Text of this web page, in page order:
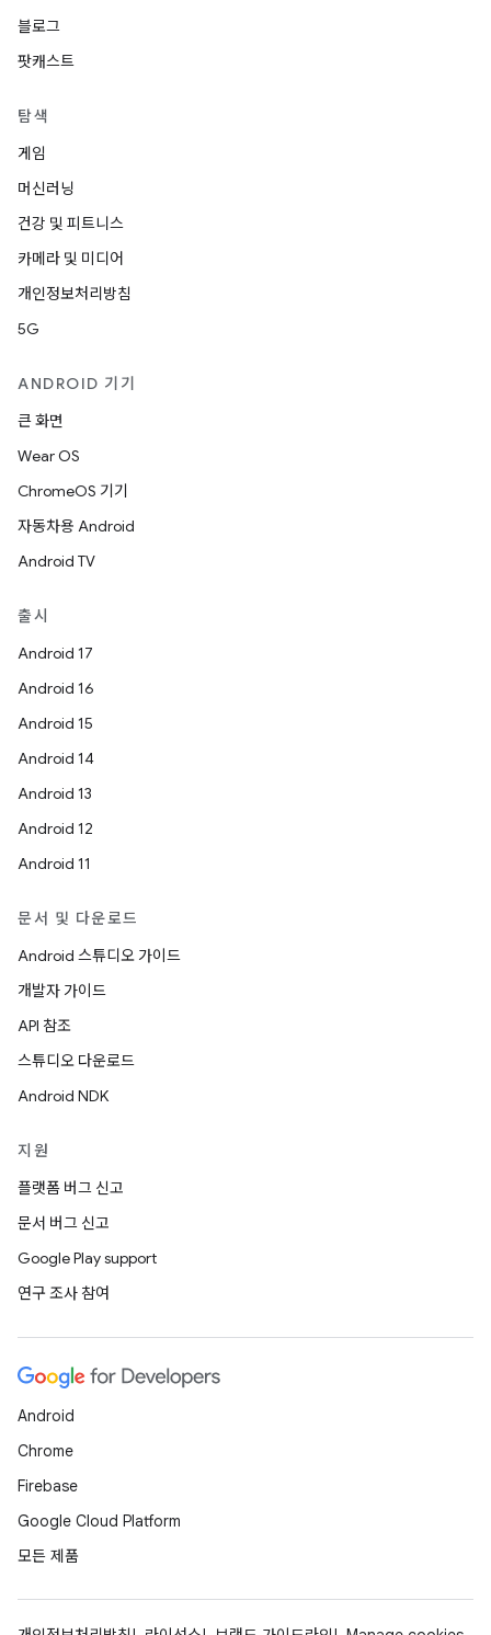
블로그
팟캐스트
탐색
게임
머신러닝
건강 및 피트니스
카메라 및 미디어
개인정보처리방침
5G
ANDROID 기기
큰 화면
Wear OS
ChromeOS 기기
자동차용 Android
Android TV
출시
Android 17
Android 16
Android 15
Android 14
Android 13
Android 12
Android 11
문서 및 다운로드
Android 스튜디오 가이드
개발자 가이드
API 참조
스튜디오 다운로드
Android NDK
지원
플랫폼 버그 신고
문서 버그 신고
Google Play support
연구 조사 참여
Android
Chrome
Firebase
Google Cloud Platform
모든 제품